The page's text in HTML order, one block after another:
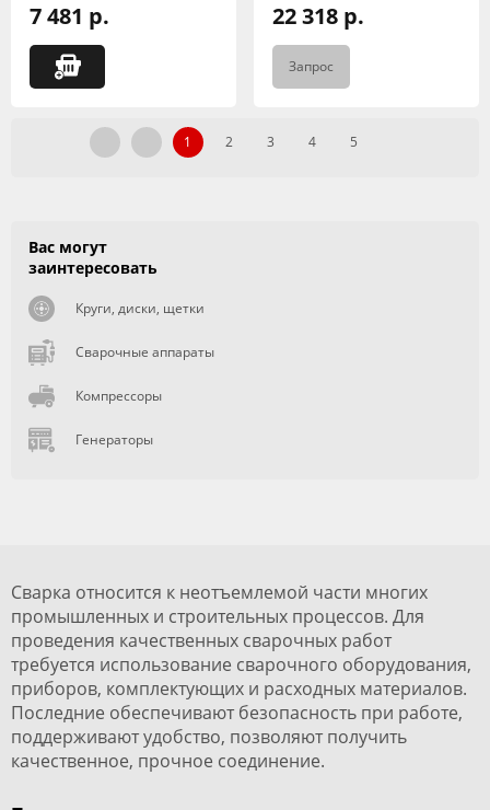
7 481 р. 22 318 р.
Запрос
1 2 3 4 5
Вас могут
заинтересовать
Круги, диски, щетки
Сварочные аппараты
Компрессоры
Генераторы
Сварка относится к неотъемлемой части многих
промышленных и строительных процессов. Для
проведения качественных сварочных работ
требуется использование сварочного оборудования,
приборов, комплектующих и расходных материалов.
Последние обеспечивают безопасность при работе,
поддерживают удобство, позволяют получить
качественное, прочное соединение.